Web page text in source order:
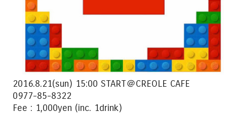
2016.8.21(sun) 15:00 START＠CREOLE CAFE
0977-85-8322
Fee : 1,000yen (inc. 1drink)